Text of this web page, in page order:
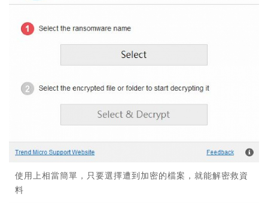
使用上相當簡單，只要選擇遭到加密的檔案，就能解密救資
料